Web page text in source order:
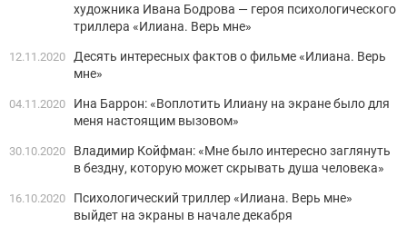
художника Ивана Бодрова — героя психологического
триллера «Илиана. Верь мне»
12.11.2020
Десять интересных фактов о фильме «Илиана. Верь
мне»
04.11.2020
Ина Баррон: «Воплотить Илиану на экране было для
меня настоящим вызовом»
30.10.2020
Владимир Койфман: «Мне было интересно заглянуть
в бездну, которую может скрывать душа человека»
16.10.2020
Психологический триллер «Илиана. Верь мне»
выйдет на экраны в начале декабря